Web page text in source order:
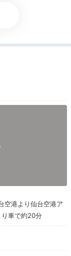
ル内でのんび
ビーラウンジ
ーンのセット
空港より仙台空港ア
車で約20分